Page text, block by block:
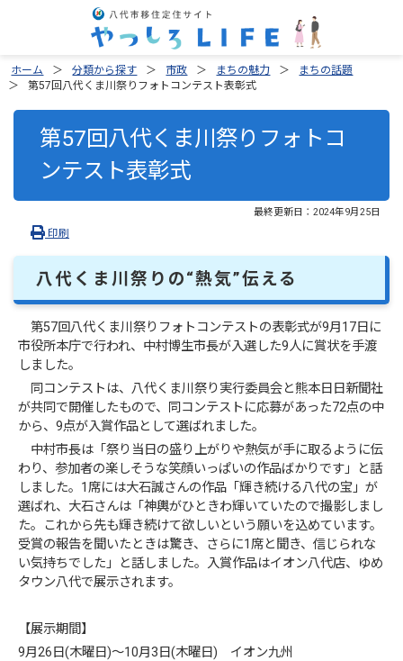
ホーム 分類から探す 市政 まちの魅力
まちの話題
第57回八代くま川祭りフォトコンテスト表彰式
第57回八代くま川祭りフォトコ
ンテスト表彰式
最終更新日： 2024年9月25日
印刷
八代くま川祭りの“熱気”伝える
第57回八代くま川祭りフォトコンテストの表彰式が9月17日に
市役所本庁で行われ、中村博生市長が入選した9人に賞状を手渡
しました。
同コンテストは、八代くま川祭り実行委員会と熊本日日新聞社
が共同で開催したもので、同コンテストに応募があった72点の中
から、9点が入賞作品として選ばれました。
中村市長は「祭り当日の盛り上がりや熱気が手に取るように伝
わり、参加者の楽しそうな笑顔いっぱいの作品ばかりです」と話
しました。1席には大石誠さんの作品「輝き続ける八代の宝」が
選ばれ、大石さんは「神輿がひときわ輝いていたので撮影しまし
た。これから先も輝き続けて欲しいという願いを込めています。
受賞の報告を聞いたときは驚き、さらに1席と聞き、信じられな
い気持ちでした」と話しました。入賞作品はイオン八代店、ゆめ
タウン八代で展示されます。
【展示期間】
9月26日(木曜日)～10月3日(木曜日) イオン九州